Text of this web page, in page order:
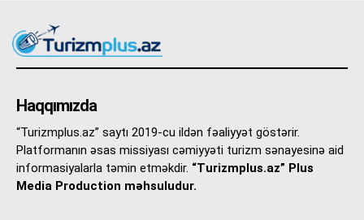
Haqqımızda
“Turizmplus.az” saytı 2019-cu ildən fəaliyyət göstərir.
Platformanın əsas missiyası cəmiyyəti turizm sənayesinə aid
informasiyalarla təmin etməkdir. “Turizmplus.az” Plus
Media Production məhsuludur.